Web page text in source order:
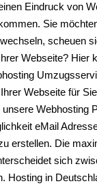
Eindruck von
Sie
scheuen
Webseite? Hier
Webseite für Sie
unsere Webhosting
eMail
erstellen. Die
sich
Hosting in